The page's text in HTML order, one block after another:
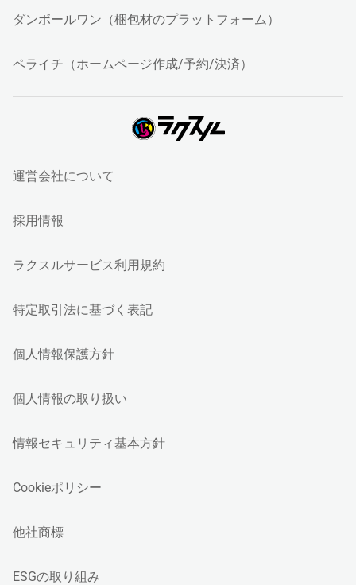
ダンボールワン（梱包材のプラットフォーム）
ペライチ（ホームページ作成/予約/決済）
運営会社について
採用情報
ラクスルサービス利用規約
特定取引法に基づく表記
個人情報保護方針
個人情報の取り扱い
情報セキュリティ基本方針
Cookieポリシー
他社商標
ESGの取り組み